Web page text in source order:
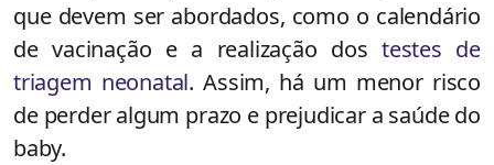
que devem ser abordados, como o calendário
de vacinação e a realização dostestes de
triagem neonatal. Assim, há um menor risco
de perder algum prazo e prejudicar a saúde do
baby.